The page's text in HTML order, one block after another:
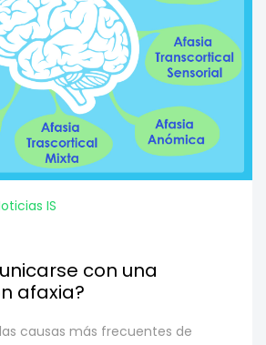
IS
con una
afaxia?
causas más frecuentes de